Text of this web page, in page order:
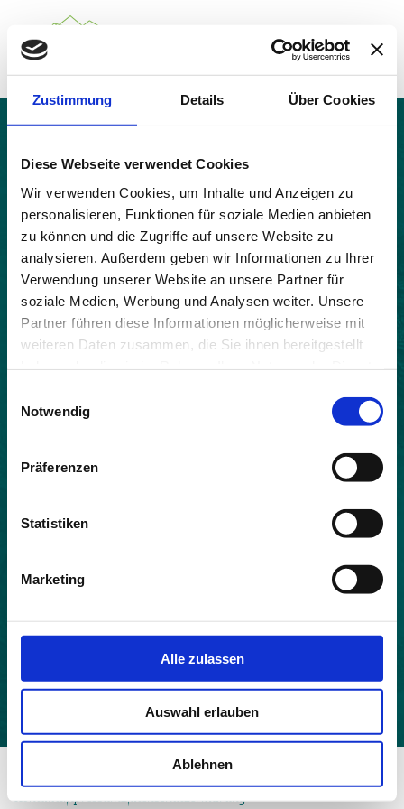
Zustimmung Details Über Cookies
Diese Webseite verwendet Cookies
Wir verwenden Cookies, um Inhalte und Anzeigen zu
personalisieren, Funktionen für soziale Medien anbieten
zu können und die Zugriffe auf unsere Website zu
analysieren. Außerdem geben wir Informationen zu Ihrer
Verwendung unserer Website an unsere Partner für
soziale Medien, Werbung und Analysen weiter. Unsere
Partner führen diese Informationen möglicherweise mit
weiteren Daten zusammen, die Sie ihnen bereitgestellt
Notwendig
Präferenzen
Statistiken
Marketing
Alle zulassen
Auswahl erlauben
Ablehnen
Über das Gemeindenetzwerk
Themen
Alpine Kooperationen
Termine
DeutschItaliano Français SlovenščinaEnglish
Solaure-en-Diois
Land:
Beitrittsjahr:
Einwohner:
Fläche:
KontaktImpressumDatenschutzerklärung